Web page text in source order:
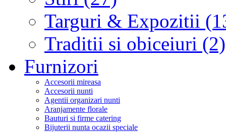
Targuri & Expozitii
Traditii si obiceiuri (2)
Furnizori
Accesorii mireasa
Accesorii nunti
Agentii organizari nunti
Aranjamente florale
Bauturi si firme catering
Bijuterii nunta ocazii speciale